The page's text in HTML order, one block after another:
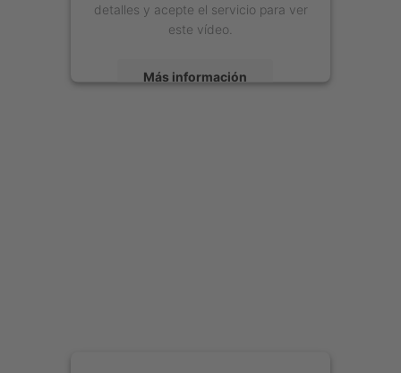
detalles y acepte el servicio para ver
este vídeo.
Más información